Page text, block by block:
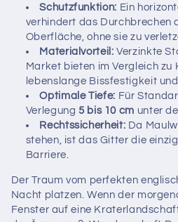
Schutzfunktion: Ein
verhindert das Durchbrechen
Oberfläche, ohne sie zu
Materialvorteil: Verzinkte
Market bieten im Vergleich zu
lebenslange Bissfestigkeit
Optimale Tiefe: Für
Verlegung5 bis 10 cm unter
Rechtssicherheit: Da
stehen, ist das Gitter die
Barriere.
Der Traum vom perfekten
Nacht platzen. Wenn der
Fenster auf eine